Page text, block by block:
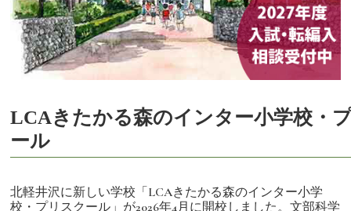
LCAきたかる森のインター小学校・
ール
北軽井沢に新しい学校「LCAきたかる森のインター小学
校・プリスクール」が2026年4月に開校しました。文部科学